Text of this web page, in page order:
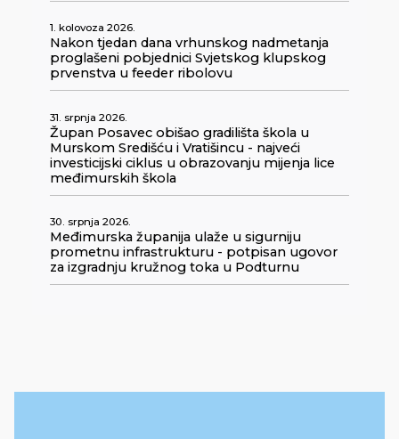
1. kolovoza 2026.
Nakon tjedan dana vrhunskog nadmetanja
proglašeni pobjednici Svjetskog klupskog
prvenstva u feeder ribolovu
31. srpnja 2026.
Župan Posavec obišao gradilišta škola u
Murskom Središću i Vratišincu - najveći
investicijski ciklus u obrazovanju mijenja lice
međimurskih škola
30. srpnja 2026.
Međimurska županija ulaže u sigurniju
prometnu infrastrukturu - potpisan ugovor
za izgradnju kružnog toka u Podturnu